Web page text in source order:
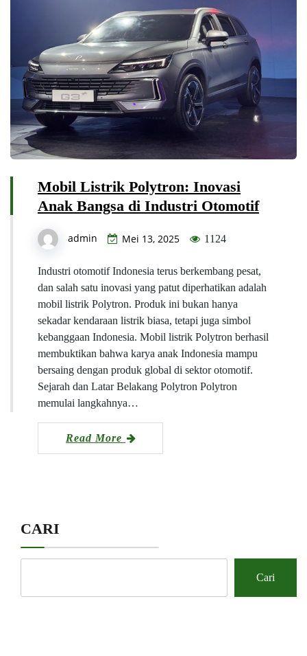
Mobil Listrik Polytron: Inovasi
Anak Bangsa di Industri Otomotif
admin Mei 13, 2025 1124
Industri otomotif Indonesia terus berkembang pesat,
dan salah satu inovasi yang patut diperhatikan adalah
mobil listrik Polytron. Produk ini bukan hanya
sekadar kendaraan listrik biasa, tetapi juga simbol
kebanggaan Indonesia. Mobil listrik Polytron berhasil
membuktikan bahwa karya anak Indonesia mampu
bersaing dengan produk global di sektor otomotif.
Sejarah dan Latar Belakang Polytron Polytron
memulai langkahnya…
Read More
CARI
Cari